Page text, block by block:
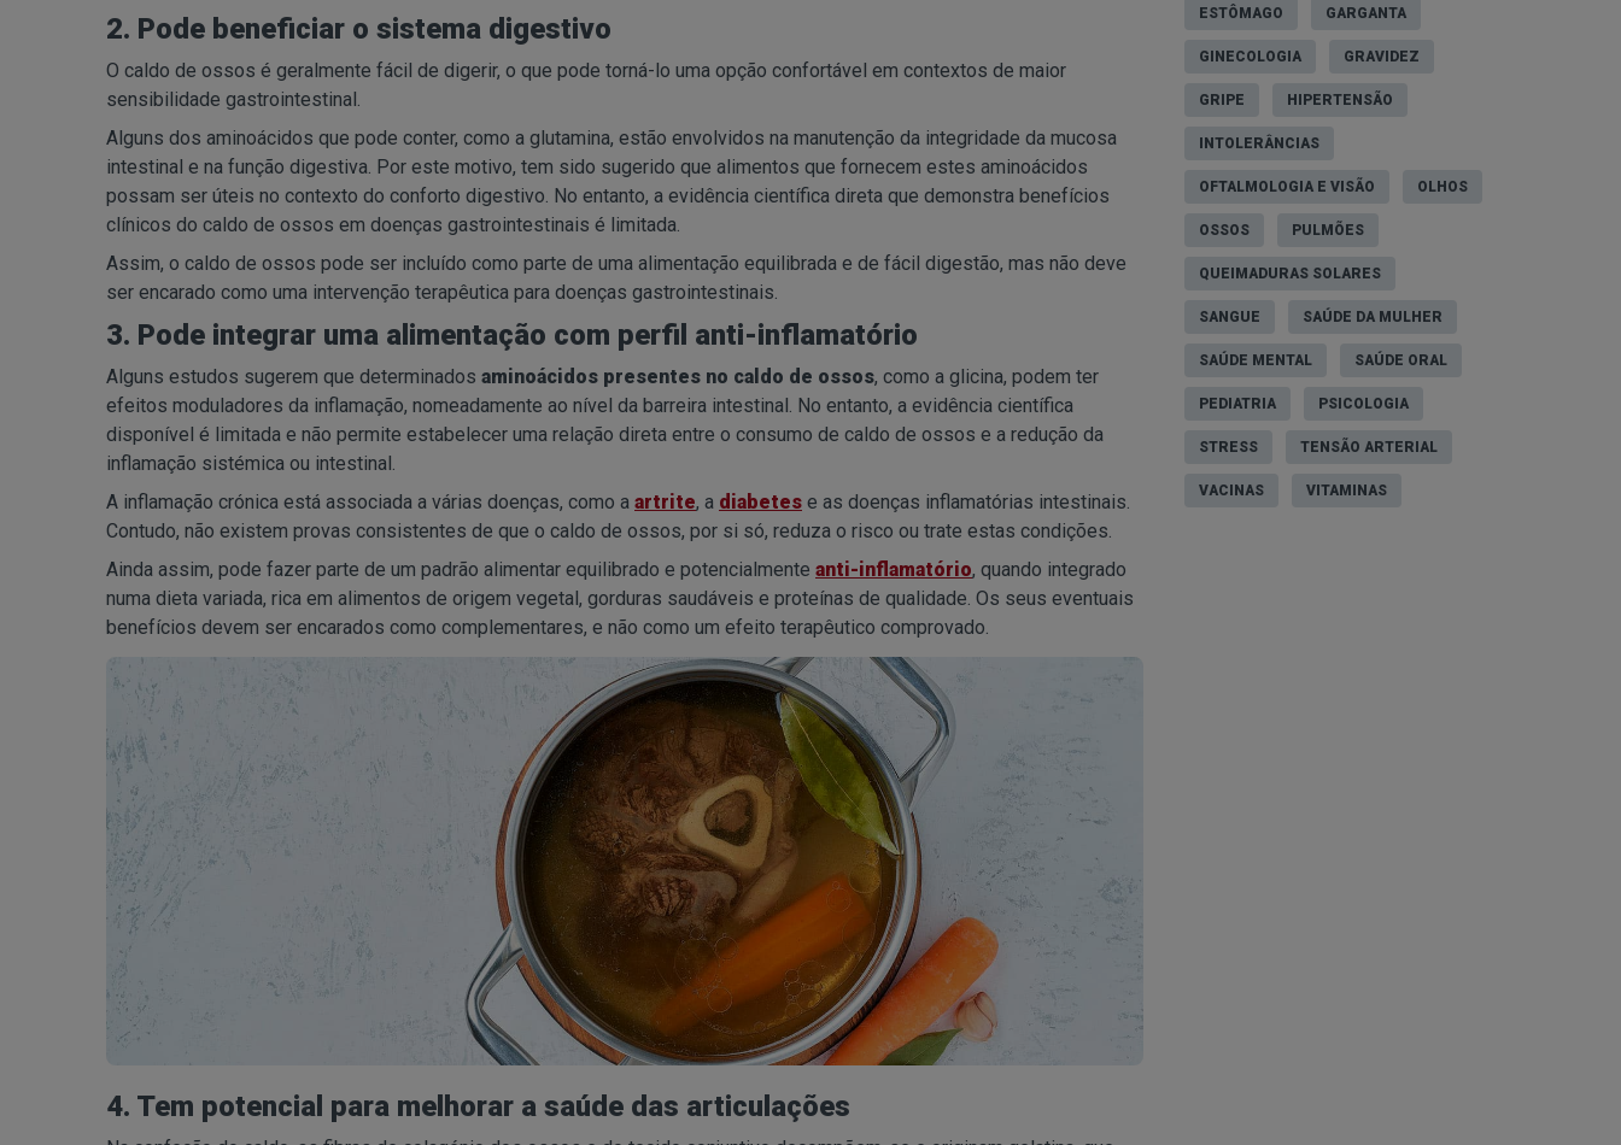
2. Pode beneficiar o sistema digestivo
O caldo de ossos é geralmente fácil de digerir, o que pode torná-lo uma opção confortável em contextos de maior
sensibilidade gastrointestinal.
Alguns dos aminoácidos que pode conter, como a glutamina, estão envolvidos na manutenção da integridade da mucosa
intestinal e na função digestiva. Por este motivo, tem sido sugerido que alimentos que fornecem estes aminoácidos
possam ser úteis no contexto do conforto digestivo. No entanto, a evidência científica direta que demonstra benefícios
clínicos do caldo de ossos em doenças gastrointestinais é limitada.
Assim, o caldo de ossos pode ser incluído como parte de uma alimentação equilibrada e de fácil digestão, mas não deve
ser encarado como uma intervenção terapêutica para doenças gastrointestinais.
3. Pode integrar uma alimentação com perfil anti-inflamatório
Alguns estudos sugerem que determinados aminoácidos presentes no caldo de ossos, como a glicina, podem ter
efeitos moduladores da inflamação, nomeadamente ao nível da barreira intestinal. No entanto, a evidência científica
disponível é limitada e não permite estabelecer uma relação direta entre o consumo de caldo de ossos e a redução da
inflamação sistémica ou intestinal.
A inflamação crónica está associada a várias doenças, como a artrite, a diabetes e as doenças inflamatórias intestinais.
Contudo, não existem provas consistentes de que o caldo de ossos, por si só, reduza o risco ou trate estas condições.
Ainda assim, pode fazer parte de um padrão alimentar equilibrado e potencialmente anti-inflamatório, quando integrado
numa dieta variada, rica em alimentos de origem vegetal, gorduras saudáveis e proteínas de qualidade. Os seus eventuais
benefícios devem ser encarados como complementares, e não como um efeito terapêutico comprovado.
4. Tem potencial para melhorar a saúde das articulações
ESTÔMAGO GARGANTA
GINECOLOGIA GRAVIDEZ
GRIPE HIPERTENSÃO
INTOLERÂNCIAS
OFTALMOLOGIA E VISÃO OLHOS
OSSOS PULMÕES
QUEIMADURAS SOLARES
SANGUE SAÚDE DA MULHER
SAÚDE MENTAL SAÚDE ORAL
PEDIATRIA PSICOLOGIA
STRESS TENSÃO ARTERIAL
VACINAS VITAMINAS